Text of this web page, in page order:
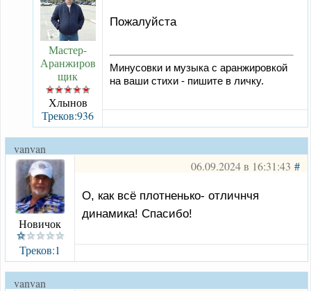
Мастер-
Аранжиров
щик
Хлынов
Треков:936
Пожалуйста
Минусовки и музыка с аранжировкой
на ваши стихи - пишите в личку.
vanvan
06.09.2024 в 16:31:43#
Новичок
Треков:1
О, как всё плотненько- отличнчя
динамика! Спасибо!
vanvan